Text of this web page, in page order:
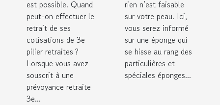
est possible. Quand
peut-on effectuer le
retrait de ses
cotisations de 3e
pilier retraites ?
Lorsque vous avez
souscrit à une
prévoyance retraite
3e...
rien n’est faisable
sur votre peau. Ici,
vous serez informé
sur une éponge qui
se hisse au rang des
particulières et
spéciales éponges...